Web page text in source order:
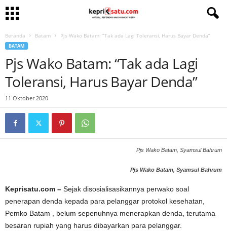
Beranda Batam Pjs Wako Batam: “Tak ada Lagi Toleransi, Harus Bayar Denda”
BATAM
Pjs Wako Batam: “Tak ada Lagi
Toleransi, Harus Bayar Denda”
11 Oktober 2020
Pjs Wako Batam, Syamsul Bahrum
Pjs Wako Batam, Syamsul Bahrum
Keprisatu.com – Sejak disosialisasikannya perwako soal
penerapan denda kepada para pelanggar protokol kesehatan,
Pemko Batam , belum sepenuhnya menerapkan denda, terutama
besaran rupiah yang harus dibayarkan para pelanggar.